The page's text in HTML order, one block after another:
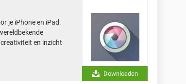
je iPhone en iPad.
en inzicht
Downloaden